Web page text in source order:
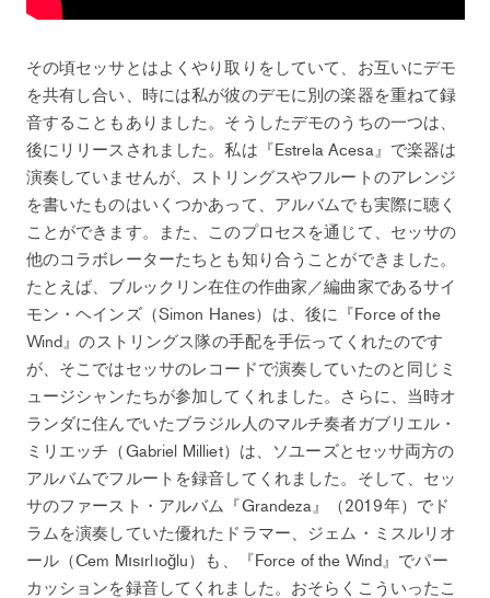
その頃セッサとはよくやり取りをしていて、お互いにデモ
を共有し合い、時には私が彼のデモに別の楽器を重ねて録
音することもありました。そうしたデモのうちの一つは、
後にリリースされました。私は『Estrela Acesa』で楽器は
演奏していませんが、ストリングスやフルートのアレンジ
を書いたものはいくつかあって、アルバムでも実際に聴く
ことができます。また、このプロセスを通じて、セッサの
他のコラボレーターたちとも知り合うことができました。
たとえば、ブルックリン在住の作曲家／編曲家であるサイ
モン・ヘインズ（Simon Hanes）は、後に『Force of the
Wind』のストリングス隊の手配を手伝ってくれたのです
が、そこではセッサのレコードで演奏していたのと同じミ
ュージシャンたちが参加してくれました。さらに、当時オ
ランダに住んでいたブラジル人のマルチ奏者ガブリエル・
ミリエッチ（Gabriel Milliet）は、ソユーズとセッサ両方の
アルバムでフルートを録音してくれました。そして、セッ
サのファースト・アルバム『Grandeza』（2019年）でド
ラムを演奏していた優れたドラマー、ジェム・ミスルリオ
ール（Cem Mısırlıoğlu）も、『Force of the Wind』でパー
カッションを録音してくれました。おそらくこういったこ